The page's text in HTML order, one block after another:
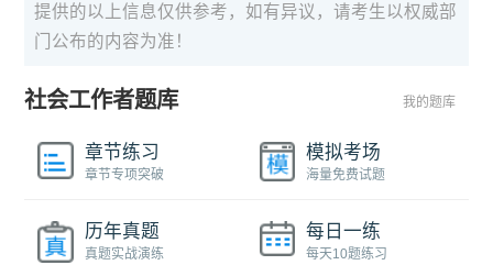
提供的以上信息仅供参考，如有异议，请考生以权威部
门公布的内容为准！
社会工作者题库 我的题库
章节练习
章节专项突破
模拟考场
海量免费试题
历年真题
真题实战演练
每日一练
每天10题练习